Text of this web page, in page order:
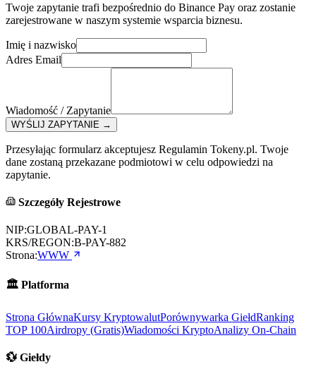
Twoje zapytanie trafi bezpośrednio do Binance Pay oraz zostanie
zarejestrowane w naszym systemie wsparcia biznesu.
Imię i nazwisko
Adres Email
Wiadomość / Zapytanie
WYŚLIJ ZAPYTANIE →
Przesyłając formularz akceptujesz Regulamin Tokeny.pl. Twoje
dane zostaną przekazane podmiotowi w celu odpowiedzi na
zapytanie.
Szczegóły Rejestrowe
NIP:GLOBAL-PAY-1
KRS/REGON:B-PAY-882
Strona:WWW
🏛️ Platforma
Strona GłównaKursy KryptowalutPorównywarka GiełdRanking
TOP 100Airdropy (Gratis)Wiadomości KryptoAnalizy On-Chain
💱 Giełdy